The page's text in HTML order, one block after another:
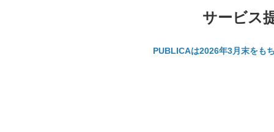
サービス
PUBLICAは2026年3月末をも